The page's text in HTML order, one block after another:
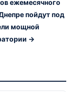
ежемесячного
пойдут под
мощной
→